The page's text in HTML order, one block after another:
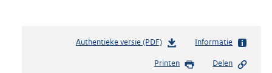
Authentieke versie (PDF)b
s
Informatie
Printen Delen